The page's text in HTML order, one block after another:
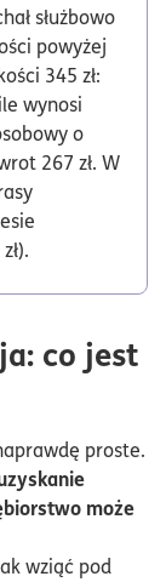
służbowo
powyżej
345 zł:
wynosi
o
267 zł. W
co jest
proste.
może
wziąć pod